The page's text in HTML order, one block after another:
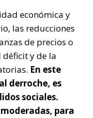
económica y
las reducciones
de precios o
déficit y de la
En este
derroche, es
sociales.
para